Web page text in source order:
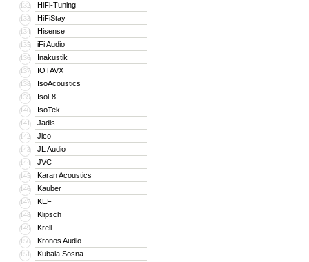
132 HiFi-Tuning
133 HiFiStay
134 Hisense
135 iFi Audio
136 Inakustik
137 IOTAVX
138 IsoAcoustics
139 Isol-8
140 IsoTek
141 Jadis
142 Jico
143 JL Audio
144 JVC
145 Karan Acoustics
146 Kauber
147 KEF
148 Klipsch
149 Krell
150 Kronos Audio
151 Kubala Sosna